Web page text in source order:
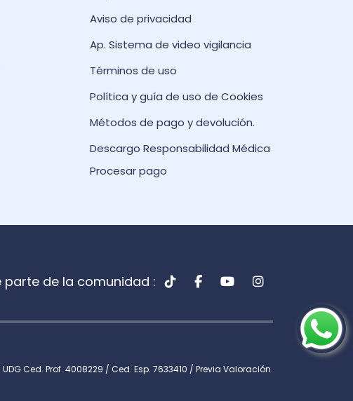
Aviso de privacidad
Ap. Sistema de video vigilancia
Términos de uso
Política y guía de uso de Cookies
Métodos de pago y devolución.
Descargo Responsabilidad Médica
Procesar pago
parte de la comunidad :
UDG Ced. Prof. 4008229 / Ced. Esp. 7633410 / Previa Valoración.